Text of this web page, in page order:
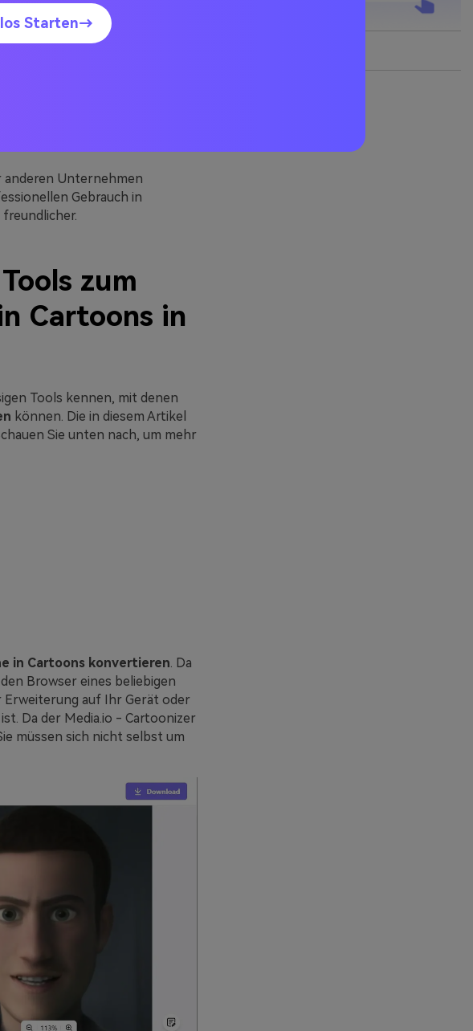
Disney-Prinzessinnen-
mehr und mehr Nutzer zu
als Profilbild einstellen,
anderen Unternehmen
Gebrauch in
zum
Cartoons in
Tools kennen, mit denen
können. Die in diesem Artikel
Sie unten nach, um mehr
in Cartoons konvertieren. Da
Browser eines beliebigen
Erweiterung auf Ihr Gerät oder
Da der Media.io - Cartoonizer
müssen sich nicht selbst um
Starten→